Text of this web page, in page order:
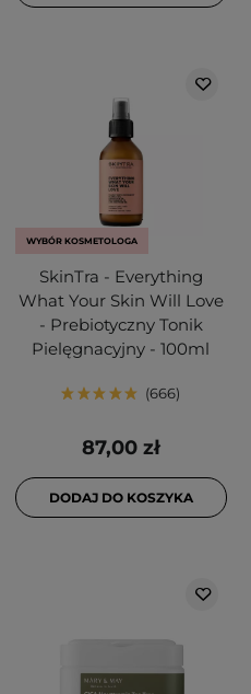
WYBÓR KOSMETOLOGA
SkinTra - Everything
What Your Skin Will Love
- Prebiotyczny Tonik
Pielęgnacyjny - 100ml
666
87,00 zł
DODAJ DO KOSZYKA